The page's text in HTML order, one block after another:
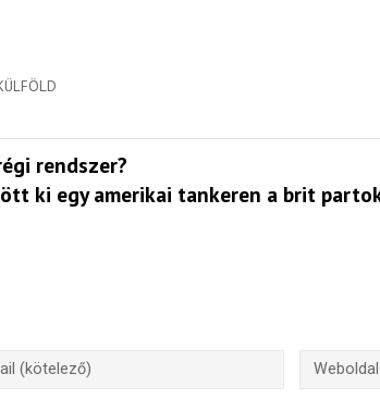
rendszer?
ki egy amerikai tankeren a brit